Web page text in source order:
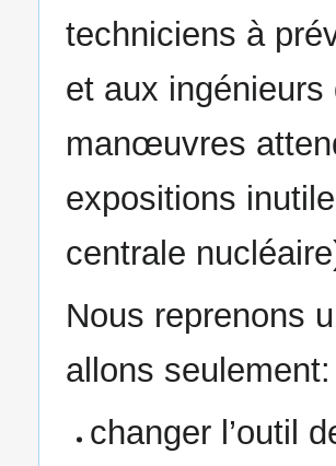
techniciens à
et aux
manœuvres
expositions
centrale
Nous reprenons
allons seulement:
changer l’outil